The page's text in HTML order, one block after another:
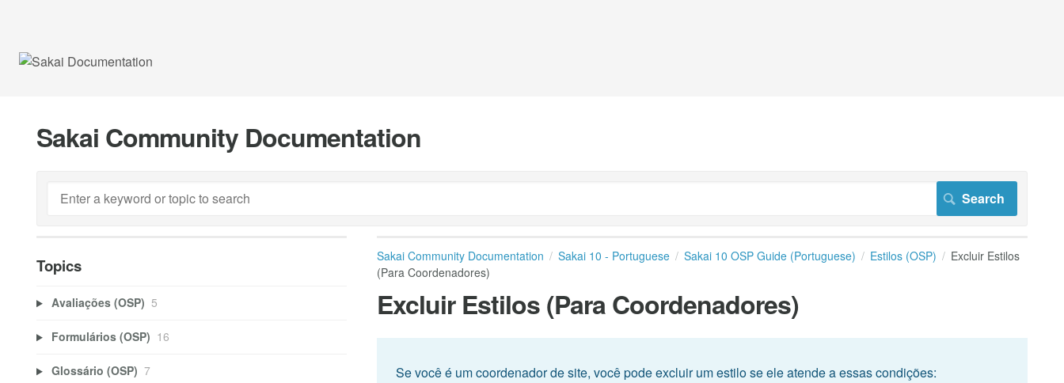
Sakai Community Documentation
Sakai Community Documentation Sakai 10 - Portuguese Sakai 10 OSP Guide (Portuguese) Estilos (OSP)
Excluir Estilos
(Para Coordenadores)
Excluir Estilos (Para Coordenadores)
Se você é um coordenador de site, você pode excluir um estilo se ele atende a essas condições:
Topics
Avaliações (OSP) 5
Formulários (OSP) 16
Glossário (OSP) 7